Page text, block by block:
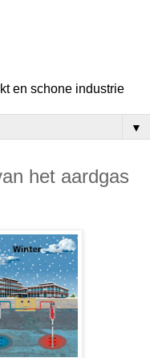
en schone industrie
▼
het aardgas